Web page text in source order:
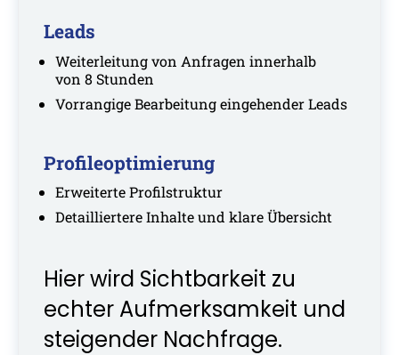
Leads
Weiterleitung von Anfragen innerhalb
von 8 Stunden
Vorrangige Bearbeitung eingehender Leads
Profileoptimierung
Erweiterte Profilstruktur
Detailliertere Inhalte und klare Übersicht
Hier wird Sichtbarkeit zu
echter Aufmerksamkeit und
steigender Nachfrage.